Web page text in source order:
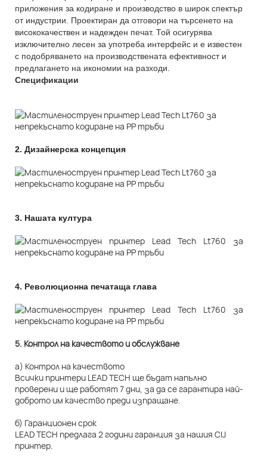
приложения за кодиране и производство в широк спектър
от индустрии. Проектиран да отговори на търсенето на
висококачествен и надежден печат. Той осигурява
изключително лесен за употреба интерфейс и е известен
с подобряването на производствената ефективност и
предлагането на икономии на разходи.
Спецификации
2. Дизайнерска концепция
3. Нашата култура
4. Революционна печатаща глава
5. Контрол на качеството и обслужване
а) Контрол на качеството
Всички принтери LEAD TECH ще бъдат напълно
проверени и ще работят 7 дни, за да се гарантира най-
доброто им качество преди изпращане.
б) Гаранционен срок
LEAD TECH предлага 2 години гаранция за нашия CIJ
принтер.